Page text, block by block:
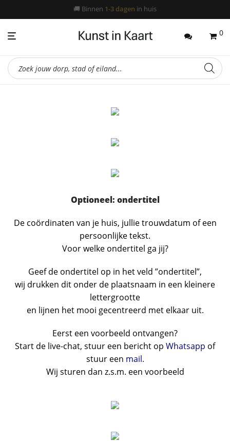
🚚Binnen1-3 dagen in huis
📦Gratis verzendingvanaf 45,-
0
Producten
zoeken
Optioneel: ondertitel
De coördinaten van je huis, jullie trouwdatum of een
persoonlijke tekst.
Voor welke ondertitel ga jij?
Geef de ondertitel op in het veld ”ondertitel”,
wij drukken dit onder de plaatsnaam in een kleinere
lettergrootte
en lijnen het mooi gecentreerd met elkaar uit.
Eerst een voorbeeld ontvangen?
Start de live-chat, stuur een bericht op Whatsapp of
stuur een mail.
Wij sturen dan z.s.m. een voorbeeld